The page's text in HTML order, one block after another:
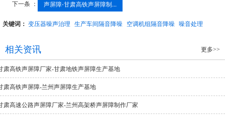
下一条 ： 声屏障-甘肃高铁声屏障制...
关键词： 变压器噪声治理 生产车间隔音降噪 空调机组隔音降噪 噪音处理
相关资讯 更多>>
肃高铁声屏障厂家-甘肃地铁声屏障生产基地
肃高铁声屏障-兰州声屏障生产基地
肃高速公路声屏障厂家-兰州高架桥声屏障制作厂家